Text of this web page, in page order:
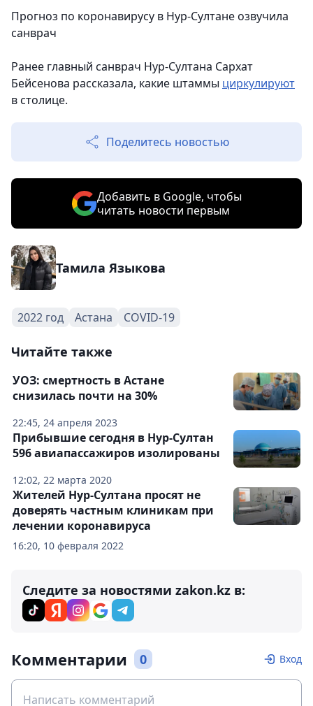
Прогноз по коронавирусу в Нур-Султане озвучила
санврач
Ранее главный санврач Нур-Султана Сархат
Бейсенова рассказала, какие штаммы циркулируют
в столице.
Поделитесь новостью
Добавить в Google, чтобы
читать новости первым
Тамила Языкова
2022 год Астана COVID-19
Читайте также
22:45, 24 апреля 2023
УОЗ: смертность в Астане
снизилась почти на 30%
12:02, 22 марта 2020
Прибывшие сегодня в Нур-Султан
596 авиапассажиров изолированы
16:20, 10 февраля 2022
Жителей Нур-Султана просят не
доверять частным клиникам при
лечении коронавируса
Следите за новостями zakon.kz в:
Комментарии 0 Вход